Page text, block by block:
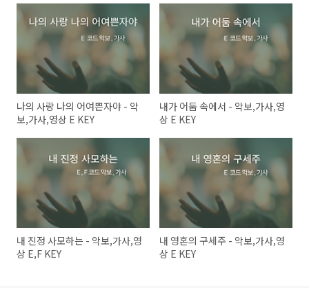
나의 사랑 나의 어여쁜자야 - 악
보,가사,영상 E KEY
내가 어둠 속에서 - 악보,가사,영
상 E KEY
내 진정 사모하는 - 악보,가사,영
상 E,F KEY
내 영혼의 구세주 - 악보,가사,영
상 E KEY